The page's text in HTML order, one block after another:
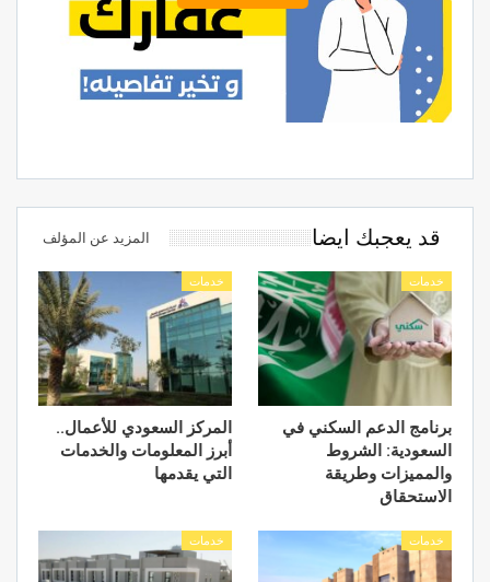
قد يعجبك ايضا المزيد عن المؤلف
خدمات
برنامج الدعم السكني في
السعودية: الشروط
والمميزات وطريقة
الاستحقاق
خدمات
المركز السعودي للأعمال..
أبرز المعلومات والخدمات
التي يقدمها
خدمات خدمات